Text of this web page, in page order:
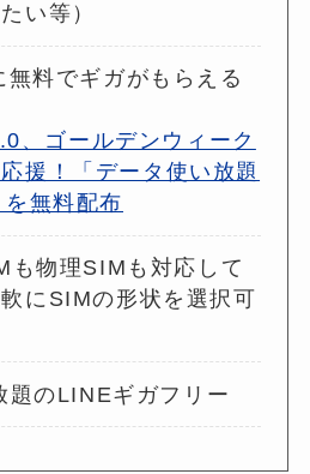
い等）
料でギガがもらえる
、ゴールデンウィーク
援！「データ使い放題
を無料配布
も物理SIMも対応して
にSIMの形状を選択可
題のLINEギガフリー